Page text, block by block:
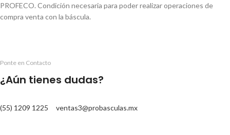
PROFECO. Condición necesaria para poder realizar operaciones de
compra venta con la báscula.
Ponte en Contacto
¿Aún tienes dudas?
(55) 1209 1225 ventas3@probasculas.mx